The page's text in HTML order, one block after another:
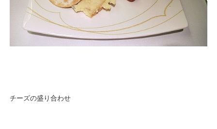
チーズの盛り合わせ